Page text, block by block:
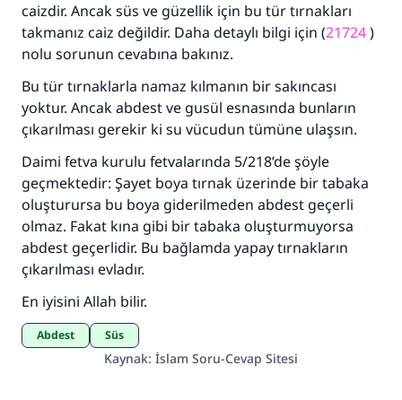
caizdir. Ancak süs ve güzellik için bu tür tırnakları
takmanız caiz değildir. Daha detaylı bilgi için (21724)
nolu sorunun cevabına bakınız.
Bu tür tırnaklarla namaz kılmanın bir sakıncası
yoktur. Ancak abdest ve gusül esnasında bunların
çıkarılması gerekir ki su vücudun tümüne ulaşsın.
Daimi fetva kurulu fetvalarında 5/218’de şöyle
geçmektedir: Şayet boya tırnak üzerinde bir tabaka
oluşturursa bu boya giderilmeden abdest geçerli
olmaz. Fakat kına gibi bir tabaka oluşturmuyorsa
abdest geçerlidir. Bu bağlamda yapay tırnakların
çıkarılması evladır.
En iyisini Allah bilir.
Abdest Süs
Kaynak: İslam Soru-Cevap Sitesi
110845 Nolu Cevap, bir evliliği
kurtardı.
Ümmete cevapları ulaştırmak için bizi destekle
Her kim bir hayra yol gösterirse , hayrı yapan
kişinin sevabı kadar ona sevap yazılır.